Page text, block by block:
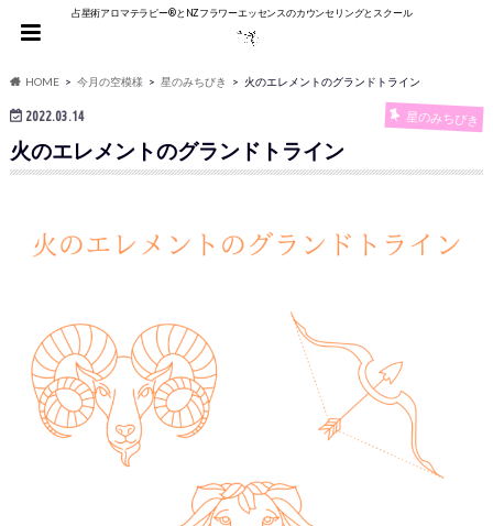
占星術アロマテラピー®︎とNZフラワーエッセンスのカウンセリングとスクール
HOME 今月の空模様 星のみちびき 火のエレメントのグランドトライン
2022.03.14 星のみちびき
火のエレメントのグランドトライン